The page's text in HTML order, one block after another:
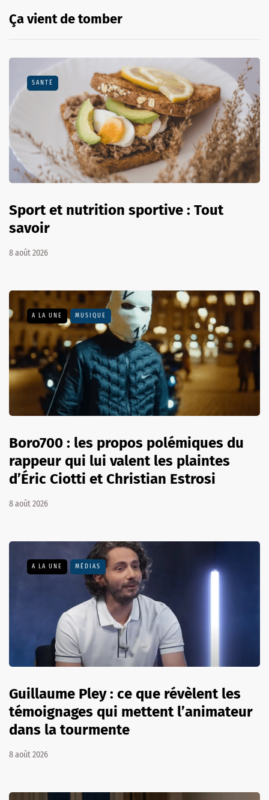
Ça vient de tomber
SANTÉ
Sport et nutrition sportive : Tout
savoir
8 août 2026
A LA UNE MUSIQUE
Boro700 : les propos polémiques du
rappeur qui lui valent les plaintes
d’Éric Ciotti et Christian Estrosi
8 août 2026
A LA UNE MÉDIAS
Guillaume Pley : ce que révèlent les
témoignages qui mettent l’animateur
dans la tourmente
8 août 2026